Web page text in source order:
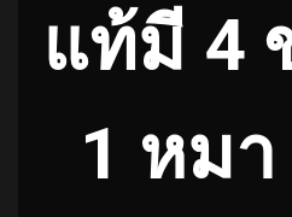
แท้มี 4
1 หมา